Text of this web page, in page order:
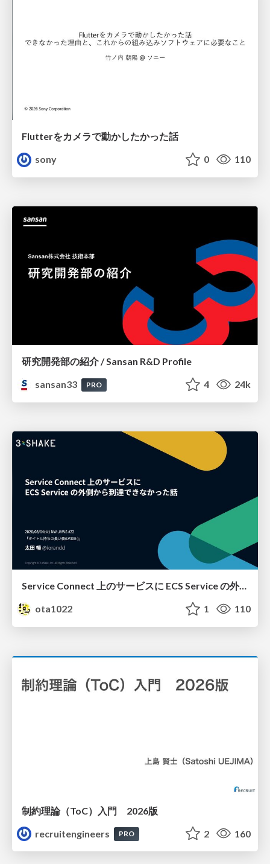
Flutterをカメラで動かしたかった話
sony
0 110
研究開発部の紹介 / Sansan R&D Profile
sansan33
PRO 4 24k
Service Connect 上のサービスに ECS Service の外側から到達できなかった話
ota1022
1 110
制約理論（ToC）入門 2026版
recruitengineers
PRO 2 160